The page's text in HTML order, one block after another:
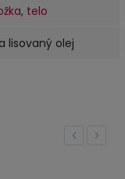
, telo
lisovaný olej
Previous
Next